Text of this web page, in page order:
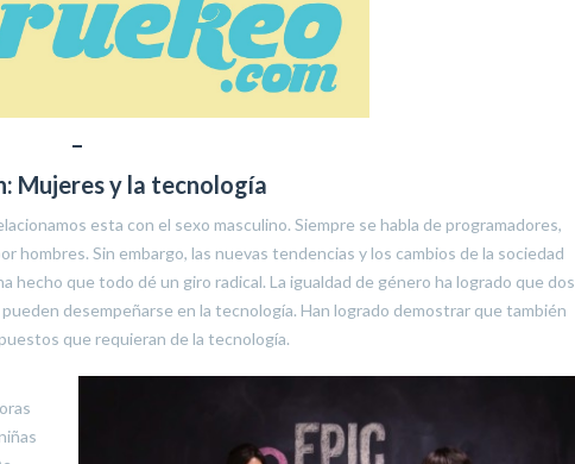
–
Mujeres y la tecnología
esta con el sexo masculino. Siempre se habla de programadores,
hombres. Sin embargo, las nuevas tendencias y los cambios de la sociedad
hecho que todo dé un giro radical. La igualdad de género ha logrado que dos
desempeñarse en la tecnología. Han logrado demostrar que también
que requieran de la tecnología.